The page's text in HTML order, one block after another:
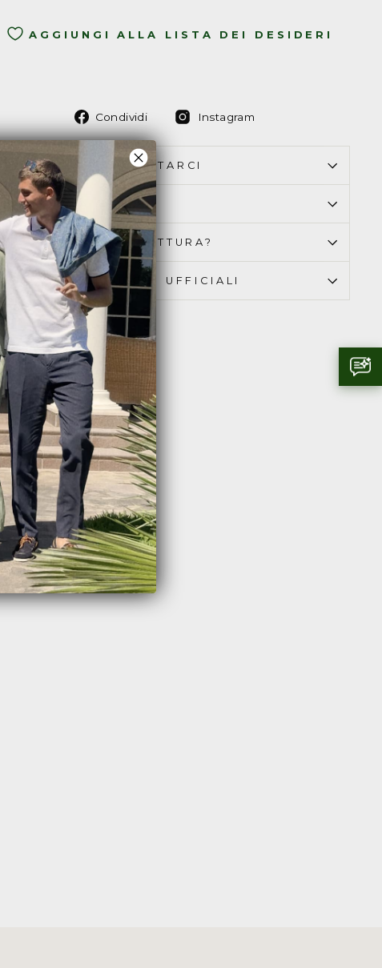
AGGIUNGI ALLA LISTA DEI DESIDERI
Condividi
Condividi
Facebook
Instagram
Instagram
COME PUOI CONTATTARCI
CONSEGNA & RESO
HAI BISOGNO DI FATTURA?
SIAMO RIVENDITORI UFFICIALI